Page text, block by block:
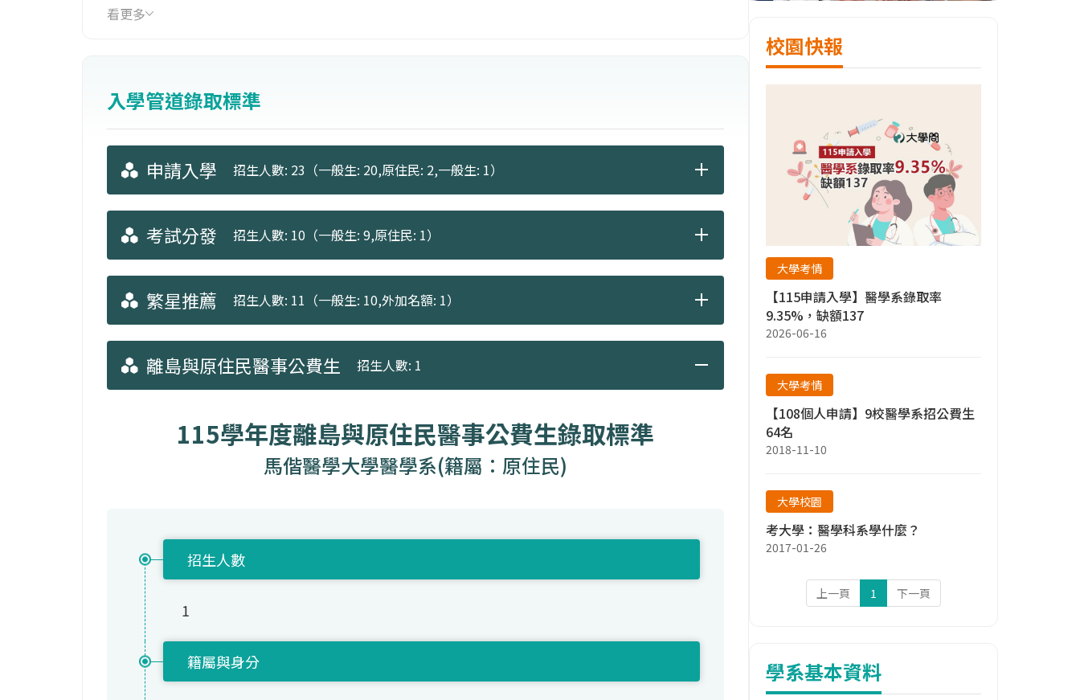
看更多
入學管道錄取標準
申請入學 招生人數: 23（一般生: 20,原住民: 2,一般生: 1）
考試分發 招生人數: 10（一般生: 9,原住民: 1）
繁星推薦 招生人數: 11（一般生: 10,外加名額: 1）
離島與原住民醫事公費生 招生人數: 1
115學年度離島與原住民醫事公費生錄取標準
馬偕醫學大學醫學系(籍屬：原住民)
招生人數
1
籍屬與身分
校園快報
大學考情
【115申請入學】醫學系錄取率
9.35%，缺額137
2026-06-16
大學考情
【108個人申請】9校醫學系招公費生
64名
2018-11-10
大學校園
考大學：醫學科系學什麼？
2017-01-26
上一頁 1 下一頁
學系基本資料